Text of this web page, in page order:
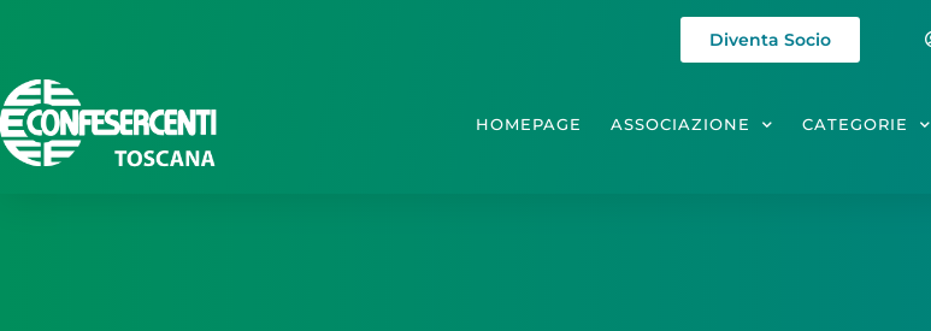
Diventa Socio
HOMEPAGE ASSOCIAZIONE CATEGORIE